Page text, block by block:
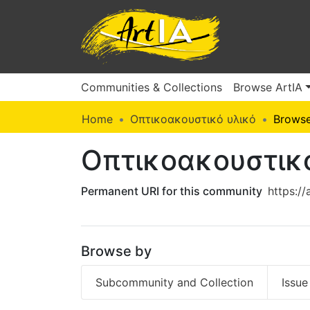
Communities & Collections Browse ArtIA
Home Οπτικοακουστικό υλικό
Permanent URI for this community https://
Browse by
Subcommunity and Collection